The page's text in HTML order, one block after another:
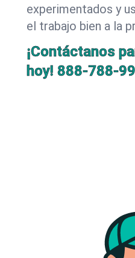
experimentados y
el trabajo bien a la
¡Contáctanos
hoy! 888-788-